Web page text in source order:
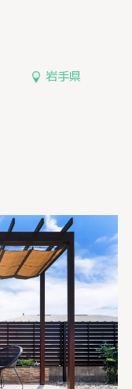
岩手県